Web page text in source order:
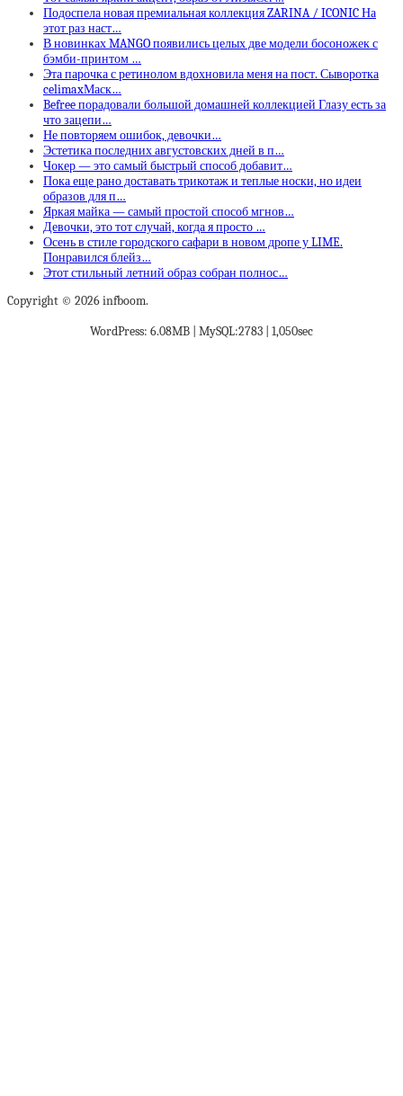
Подоспела новая премиальная коллекция ZARINA / ICONIC На
этот раз наст…
В новинках MANGO появились целых две модели босоножек с
бэмби-принтом …
Эта парочка с ретинолом вдохновила меня на пост. Сыворотка
celimaxМаск…
Befree порадовали большой домашней коллекцией Глазу есть за
что зацепи…
Не повторяем ошибок, девочки…
Эстетика последних августовских дней в п…
Чокер — это самый быстрый способ добавит…
Пока еще рано доставать трикотаж и теплые носки, но идеи
образов для п…
Яркая майка — самый простой способ мгнов…
Девочки, это тот случай, когда я просто …
Осень в стиле городского сафари в новом дропе у LIME.
Понравился блейз…
Этот стильный летний образ собран полнос…
Copyright © 2026 infboom.
WordPress: 6.08MB | MySQL:2783 | 1,050sec